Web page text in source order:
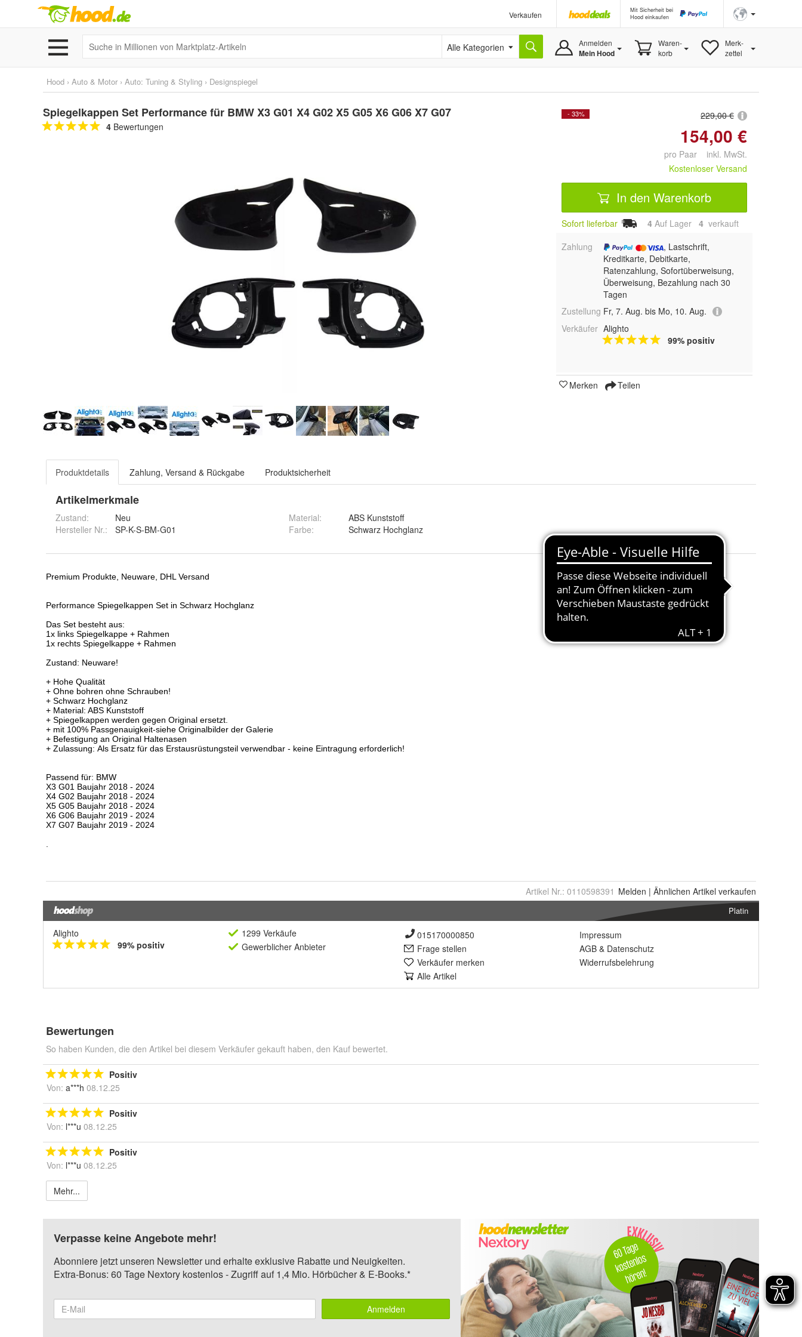
Verkaufen
Mit Sicherheit bei
Hood einkaufen
Alle Kategorien Anmelden
Mein Hood
Waren-
korb
Merk-
zettel
Hood › Auto & Motor › Auto: Tuning & Styling › Designspiegel
Spiegelkappen Set Performance für BMW X3 G01 X4 G02 X5 G05 X6 G06 X7 G07
4 Bewertungen
- 33% 229,00 €
154,00 €
pro Paar inkl. MwSt.
Kostenloser Versand
In den Warenkorb
Sofort lieferbar 4 Auf Lager 4 verkauft
Zahlung
, Lastschrift,
Kreditkarte, Debitkarte,
Ratenzahlung, Sofortüberweisung,
Überweisung, Bezahlung nach 30
Tagen
Zustellung Fr, 7. Aug. bis Mo, 10. Aug.
Verkäufer Alighto
99% positiv
Merken Teilen
Produktdetails Zahlung, Versand & Rückgabe Produktsicherheit
Artikelmerkmale
Zustand:
Neu
Hersteller Nr.:
SP-K-S-BM-G01
Material:
ABS Kunststoff
Farbe: Schwarz Hochglanz
Artikel Nr.: 0110598391 Melden | Ähnlichen Artikel verkaufen
Platin
Alighto
99% positiv
1299 Verkäufe
Gewerblicher Anbieter
015170000850
Frage stellen
Verkäufer merken
Alle Artikel
Impressum
AGB & Datenschutz
Widerrufsbelehrung
Bewertungen
So haben Kunden, die den Artikel bei diesem Verkäufer gekauft haben, den Kauf bewertet.
Positiv
Von: a***h 08.12.25
Positiv
Von: l***u 08.12.25
Positiv
Von: l***u 08.12.25
Mehr...
Verpasse keine Angebote mehr!
Abonniere jetzt unseren Newsletter und erhalte exklusive Rabatte und Neuigkeiten.
Extra-Bonus: 60 Tage Nextory kostenlos - Zugriff auf 1,4 Mio. Hörbücher & E-Books.*
Anmelden